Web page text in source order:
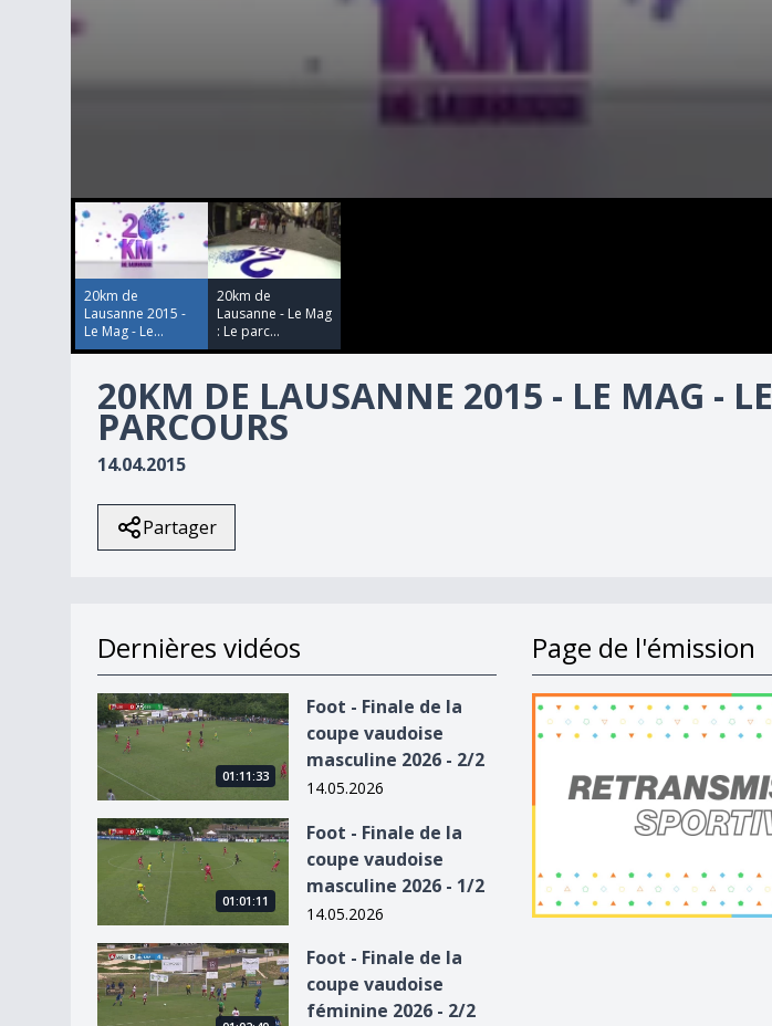
0
seconds
3
minutes,
30
secondsVolume
90%
20km de
Lausanne 2015 -
Le Mag - Le...
20km de
Lausanne - Le Mag
: Le parc...
20KM DE LAUSANNE 2015 - LE MAG - LE
PARCOURS
14.04.2015
Partager
Dernières vidéos
Foot - Finale de la coupe vaudoise masculine 2026 - 2/2
01:11:33
Foot - Finale de la
coupe vaudoise
masculine 2026 - 2/2
14.05.2026
Foot - Finale de la coupe vaudoise masculine 2026 - 1/2
01:01:11
Foot - Finale de la
coupe vaudoise
masculine 2026 - 1/2
14.05.2026
Foot - Finale de la coupe vaudoise féminine 2026 - 2/2
Foot - Finale de la
coupe vaudoise
féminine 2026 - 2/2
Page de l'émission